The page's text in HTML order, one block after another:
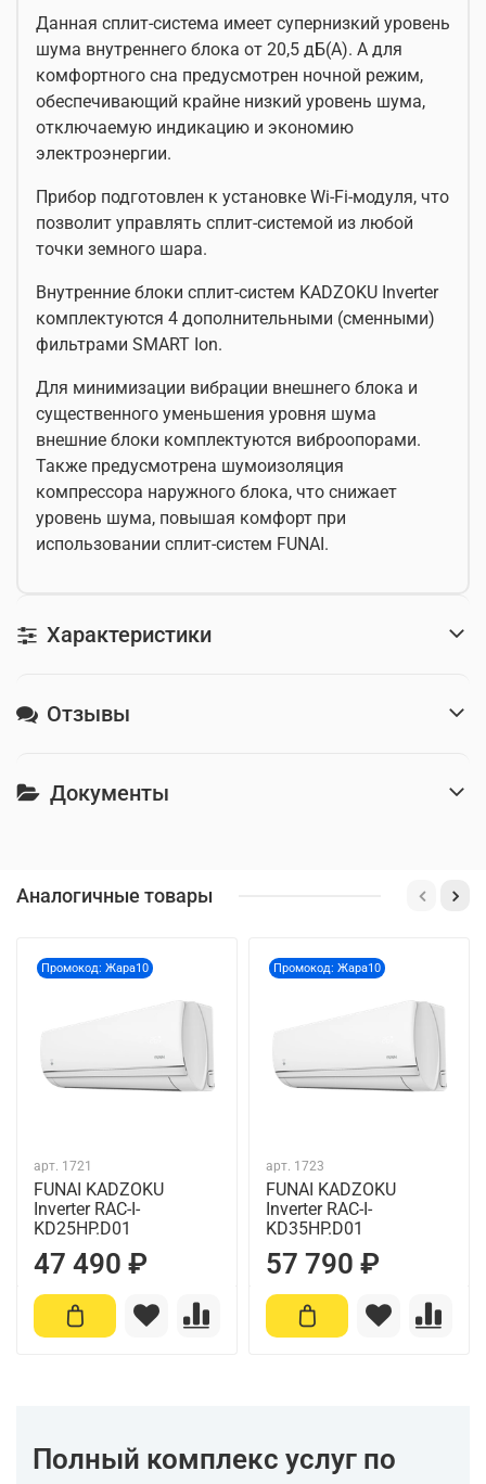
Данная сплит-система имеет супернизкий уровень
шума внутреннего блока от 20,5 дБ(А). А для
комфортного сна предусмотрен ночной режим,
обеспечивающий крайне низкий уровень шума,
отключаемую индикацию и экономию
электроэнергии.
Прибор подготовлен к установке Wi-Fi-модуля, что
позволит управлять сплит-системой из любой
точки земного шара.
Внутренние блоки сплит-систем KADZOKU Inverter
комплектуются 4 дополнительными (сменными)
фильтрами SMART Ion.
Для минимизации вибрации внешнего блока и
существенного уменьшения уровня шума
внешние блоки комплектуются виброопорами.
Также предусмотрена шумоизоляция
компрессора наружного блока, что снижает
уровень шума, повышая комфорт при
использовании сплит-систем FUNAI.
Характеристики
Отзывы
Документы
Аналогичные товары
Промокод: Жара10
арт. 1721
FUNAI KADZOKU
Inverter RAC-I-
KD25HP.D01
47 490 ₽
Промокод: Жара10
арт. 1723
FUNAI KADZOKU
Inverter RAC-I-
KD35HP.D01
57 790 ₽
Полный комплекс услуг по